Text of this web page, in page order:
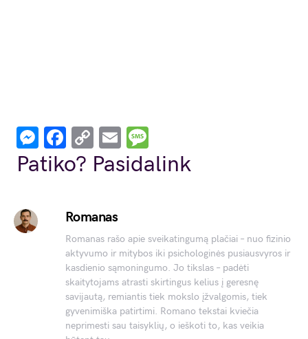
Messenger
Facebook
Copy
Link
Email
Patiko? Pasidalink
Romanas
Romanas rašo apie sveikatingumą plačiai – nuo fizinio
aktyvumo ir mitybos iki psichologinės pusiausvyros ir
kasdienio sąmoningumo. Jo tikslas – padėti
skaitytojams atrasti skirtingus kelius į geresnę
savijautą, remiantis tiek mokslo įžvalgomis, tiek
gyvenimiška patirtimi. Romano tekstai kviečia
neprimesti sau taisyklių, o ieškoti to, kas veikia